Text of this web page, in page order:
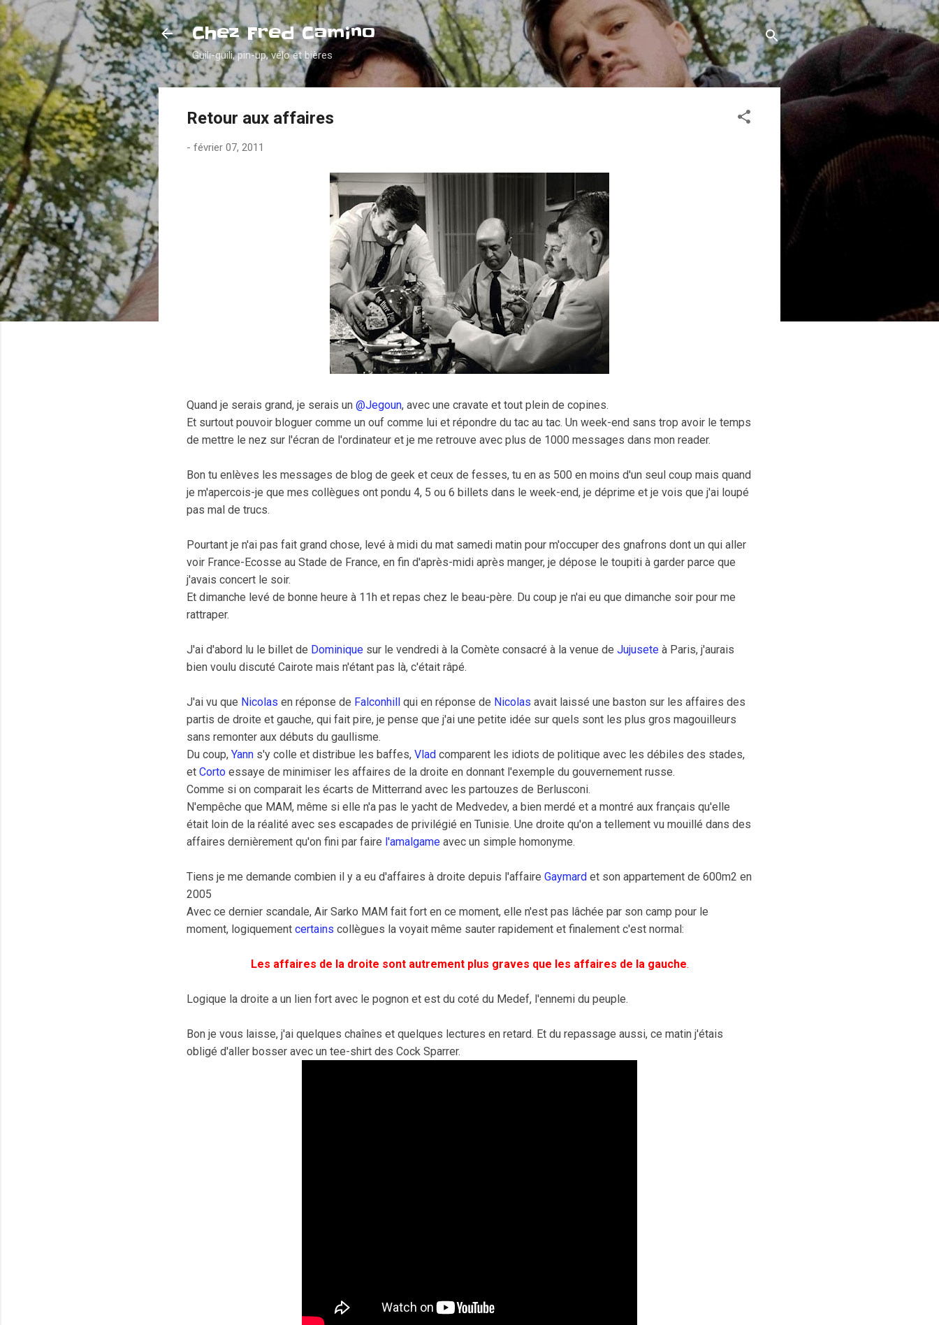
Accéder au contenu principal
Chez Fred Camino
Guili-guili, pin-up, vélo et bières
Retour aux affaires
- février 07, 2011
Quand je serais grand, je serais un @Jegoun, avec une cravate et tout plein de copines.
Et surtout pouvoir bloguer comme un ouf comme lui et répondre du tac au tac. Un week-end sans trop avoir le temps
de mettre le nez sur l'écran de l'ordinateur et je me retrouve avec plus de 1000 messages dans mon reader.
Bon tu enlèves les messages de blog de geek et ceux de fesses, tu en as 500 en moins d'un seul coup mais quand
je m'apercois-je que mes collègues ont pondu 4, 5 ou 6 billets dans le week-end, je déprime et je vois que j'ai loupé
pas mal de trucs.
Pourtant je n'ai pas fait grand chose, levé à midi du mat samedi matin pour m'occuper des gnafrons dont un qui aller
voir France-Ecosse au Stade de France, en fin d'après-midi après manger, je dépose le toupiti à garder parce que
j'avais concert le soir.
Et dimanche levé de bonne heure à 11h et repas chez le beau-père. Du coup je n'ai eu que dimanche soir pour me
rattraper.
J'ai d'abord lu le billet de Dominique sur le vendredi à la Comète consacré à la venue de Jujusete à Paris, j'aurais
bien voulu discuté Cairote mais n'étant pas là, c'était râpé.
J'ai vu que Nicolas en réponse de Falconhill qui en réponse de Nicolas avait laissé une baston sur les affaires des
partis de droite et gauche, qui fait pire, je pense que j'ai une petite idée sur quels sont les plus gros magouilleurs
sans remonter aux débuts du gaullisme.
Du coup, Yann s'y colle et distribue les baffes, Vlad comparent les idiots de politique avec les débiles des stades,
et Corto essaye de minimiser les affaires de la droite en donnant l'exemple du gouvernement russe.
Comme si on comparait les écarts de Mitterrand avec les partouzes de Berlusconi.
N'empêche que MAM, même si elle n'a pas le yacht de Medvedev, a bien merdé et a montré aux français qu'elle
était loin de la réalité avec ses escapades de privilégié en Tunisie. Une droite qu'on a tellement vu mouillé dans des
affaires dernièrement qu'on fini par faire l'amalgame avec un simple homonyme.
Tiens je me demande combien il y a eu d'affaires à droite depuis l'affaire Gaymard et son appartement de 600m2 en
2005
Avec ce dernier scandale, Air Sarko MAM fait fort en ce moment, elle n'est pas lâchée par son camp pour le
moment, logiquement certains collègues la voyait même sauter rapidement et finalement c'est normal:
Les affaires de la droite sont autrement plus graves que les affaires de la gauche.
Logique la droite a un lien fort avec le pognon et est du coté du Medef, l'ennemi du peuple.
Bon je vous laisse, j'ai quelques chaînes et quelques lectures en retard . Et du repassage aussi, ce matin j'étais
obligé d'aller bosser avec un tee-shirt des Cock Sparrer.